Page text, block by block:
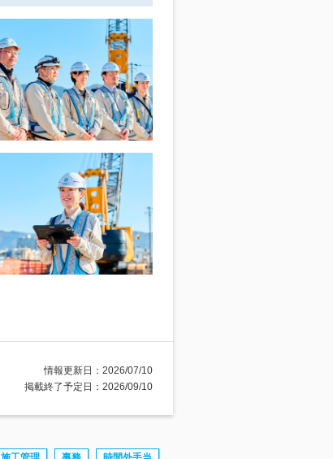
情報更新日：2026/07/10
掲載終了予定日：2026/09/10